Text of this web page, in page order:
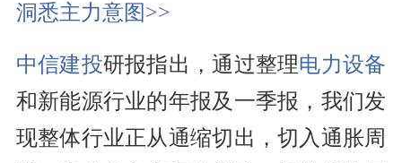
洞悉主力意图>>
中信建投研报指出，通过整理电力设备
和新能源行业的年报及一季报，我们发
现整体行业正从通缩切出，切入通胀周